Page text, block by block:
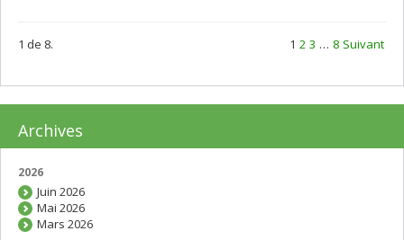
1 de 8. 1 2 3 … 8 Suivant
Archives
2026
Juin 2026
Mai 2026
Mars 2026